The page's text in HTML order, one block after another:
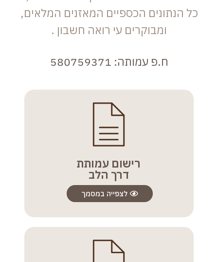
כל הנתונים הכספיים המאזנים המלאים,
ומבוקרים עי רואה חשבון .
ח.פ עמותה: 580759371
רישום עמותת
דרך הלב
לצפייה במסמך